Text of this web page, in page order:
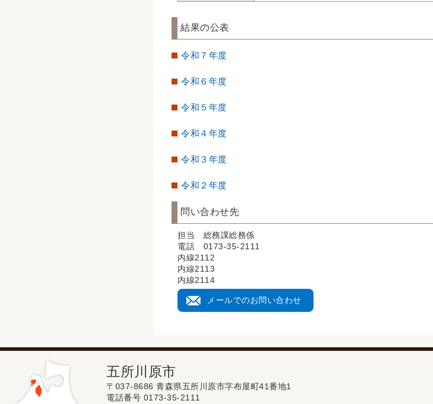
結果の公表
令和７年度
令和６年度
令和５年度
令和４年度
令和３年度
令和２年度
問い合わせ先
担当 総務課総務係
電話 0173-35-2111
内線2112
内線2113
内線2114
メールでのお問い合わせ
五所川原市
〒037-8686 青森県五所川原市字布屋町41番地1
電話番号 0173-35-2111